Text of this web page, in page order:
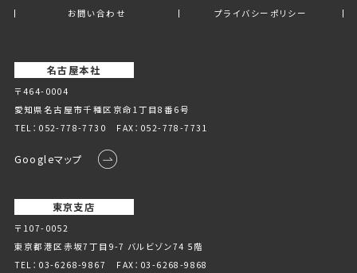
お問い合わせ
プライバシーポリシー
名古屋本社
〒464-0004
愛知県名古屋市千種区京命1丁⽬8番6号
TEL： 052-778-7730 FAX：052-778-7731
Googleマップ
東京支店
〒107-0052
東京都港区赤坂7丁目9-7 バルビゾン74 5階
TEL： 03-6268-9867 FAX：03-6268-9868